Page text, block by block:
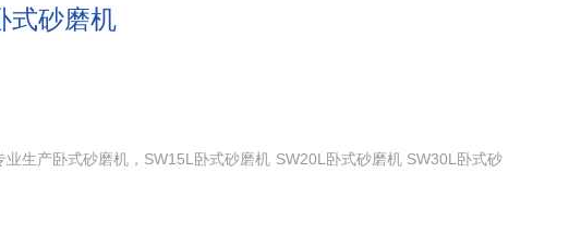
式砂磨机
业生产卧式砂磨机，SW15L卧式砂磨机 SW20L卧式砂磨机 SW30L卧式砂